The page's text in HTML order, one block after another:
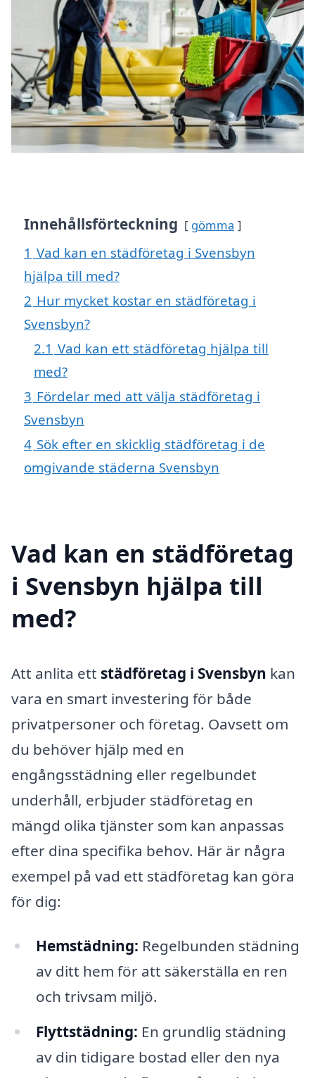
Innehållsförteckning gömma
1 Vad kan en städföretag i Svensbyn
hjälpa till med?
2 Hur mycket kostar en städföretag i
Svensbyn?
2.1 Vad kan ett städföretag hjälpa till
med?
3 Fördelar med att välja städföretag i
Svensbyn
4 Sök efter en skicklig städföretag i de
omgivande städerna Svensbyn
Vad kan en städföretag
i Svensbyn hjälpa till
med?
Att anlita ett städföretag i Svensbyn kan
vara en smart investering för både
privatpersoner och företag. Oavsett om
du behöver hjälp med en
engångsstädning eller regelbundet
underhåll, erbjuder städföretag en
mängd olika tjänster som kan anpassas
efter dina specifika behov. Här är några
exempel på vad ett städföretag kan göra
för dig:
Hemstädning: Regelbunden städning
av ditt hem för att säkerställa en ren
och trivsam miljö.
Flyttstädning: En grundlig städning
av din tidigare bostad eller den nya